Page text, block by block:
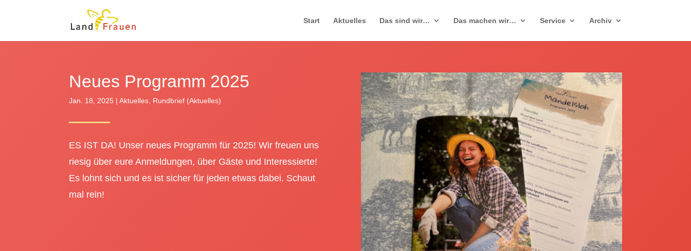
Start Aktuelles Das sind wir… Das machen wir… Service Archiv
Neues Programm 2025
Jan. 18, 2025 |Aktuelles Rundbrief (Aktuelles)
ES IST DA! Unser neues Programm für 2025! Wir freuen uns
riesig über eure Anmeldungen, über Gäste und Interessierte!
Es lohnt sich und es ist sicher für jeden etwas dabei. Schaut
mal rein!